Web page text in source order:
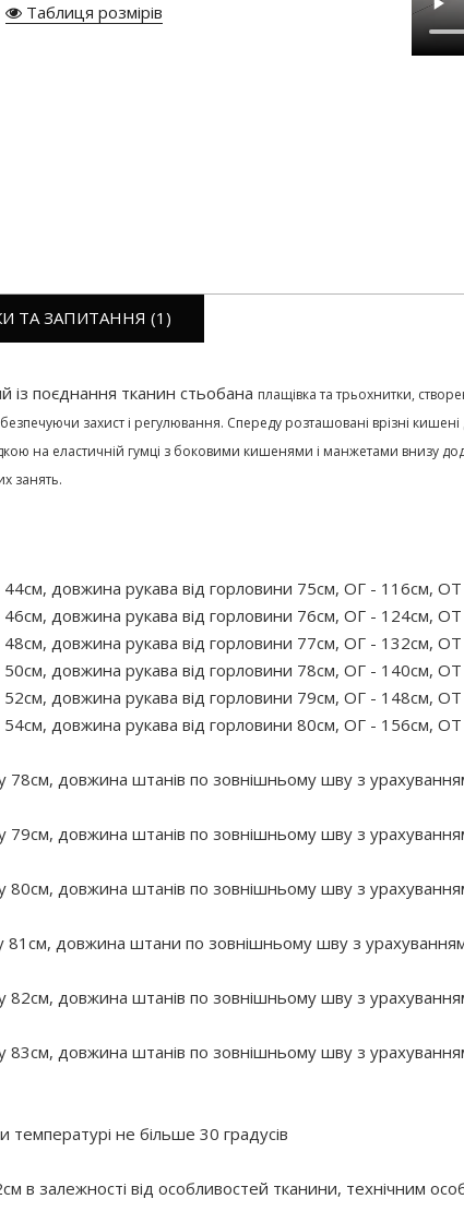
Таблиця розмірів
ТА ЗАПИТАННЯ (1)
із поєднання тканин стьобана плащівката трьохнитки,
захист і регулювання. Спереду розташовані врізні кишені
на еластичній гумці з боковими кишенями і манжетами внизу
занять.
довжина рукава від горловини 75см, ОГ - 116см,
довжина рукава від горловини 76см, ОГ - 124см,
довжина рукава від горловини 77см, ОГ - 132см,
довжина рукава від горловини 78см, ОГ - 140см,
довжина рукава від горловини 79см, ОГ - 148см,
довжина рукава від горловини 80см, ОГ - 156см,
довжина штанів по зовнішньому шву з
довжина штанів по зовнішньому шву з
довжина штанів по зовнішньому шву з
довжина штани по зовнішньому шву з
довжина штанів по зовнішньому шву з
довжина штанів по зовнішньому шву з
не більше 30 градусів
в залежності від особливостей тканини, технічним